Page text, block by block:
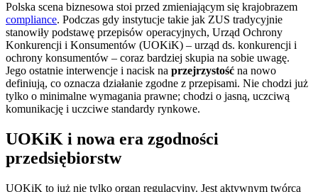
Polska scena biznesowa stoi przed zmieniającym się krajobrazem
compliance. Podczas gdy instytucje takie jak ZUS tradycyjnie
stanowiły podstawę przepisów operacyjnych, Urząd Ochrony
Konkurencji i Konsumentów (UOKiK) – urząd ds. konkurencji i
ochrony konsumentów – coraz bardziej skupia na sobie uwagę.
Jego ostatnie interwencje i nacisk na przejrzystość na nowo
definiują, co oznacza działanie zgodne z przepisami. Nie chodzi już
tylko o minimalne wymagania prawne; chodzi o jasną, uczciwą
komunikację i uczciwe standardy rynkowe.
UOKiK i nowa era zgodności
przedsiębiorstw
UOKiK to już nie tylko organ regulacyjny. Jest aktywnym twórcą